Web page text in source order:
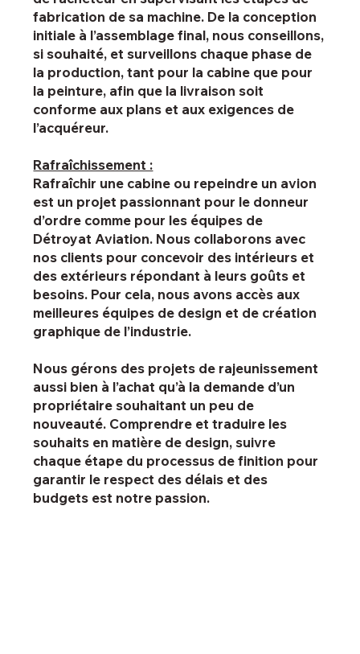
fabrication de sa machine. De la conception
initiale à l’assemblage final, nous conseillons,
si souhaité, et surveillons chaque phase de
la production, tant pour la cabine que pour
la peinture, afin que la livraison soit
conforme aux plans et aux exigences de
l’acquéreur.
Rafraîchissement :
Rafraîchir une cabine ou repeindre un avion
est un projet passionnant pour le donneur
d’ordre comme pour les équipes de
Détroyat Aviation. Nous collaborons avec
nos clients pour concevoir des intérieurs et
des extérieurs répondant à leurs goûts et
besoins. Pour cela, nous avons accès aux
meilleures équipes de design et de création
graphique de l’industrie.
Nous gérons des projets de rajeunissement
aussi bien à l’achat qu’à la demande d’un
propriétaire souhaitant un peu de
nouveauté. Comprendre et traduire les
souhaits en matière de design, suivre
chaque étape du processus de finition pour
garantir le respect des délais et des
budgets est notre passion.